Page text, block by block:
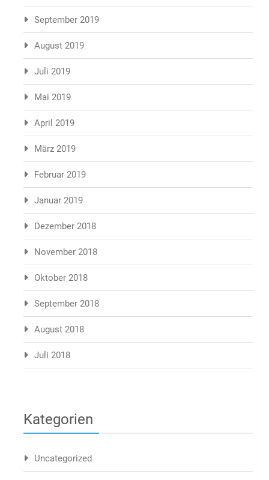
September 2019
August 2019
Juli 2019
Mai 2019
April 2019
März 2019
Februar 2019
Januar 2019
Dezember 2018
November 2018
Oktober 2018
September 2018
August 2018
Juli 2018
Kategorien
Uncategorized